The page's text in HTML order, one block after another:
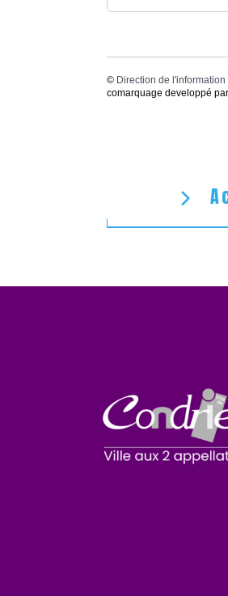
© Direction de
comarquage developpé par